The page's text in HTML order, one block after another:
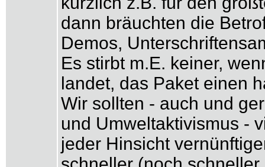
dann bräuchten die
Demos,
Es stirbt m.E. keiner,
landet, das Paket einen
Wir sollten - auch und
und Umweltaktivismus -
jeder Hinsicht